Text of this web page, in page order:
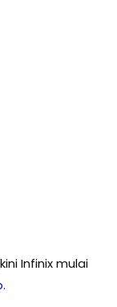
Infinix mulai
.